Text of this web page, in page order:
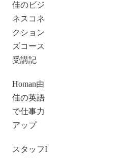
佳のビジ
ネスコネ
クション
ズコース
受講記
Homan由
佳の英語
で仕事力
アップ
スタッフI